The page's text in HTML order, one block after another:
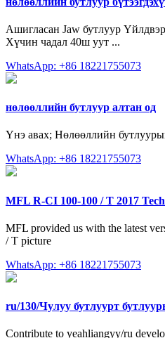
Ашигласан Jaw бутлуур
Хүчин чадал 40ш уут ...
WhatsApp: +86 18221755073
нөлөөллийн бутлуур алтан од
Үнэ авах; Нөлөөллийн
WhatsApp: +86 18221755073
MFL R-CI 100-100 / T 2017
MFL provided us with the latest
/ T picture
WhatsApp: +86 18221755073
ru/130/Чулуу бутлуурт
Contribute to yeahliangyy/ru